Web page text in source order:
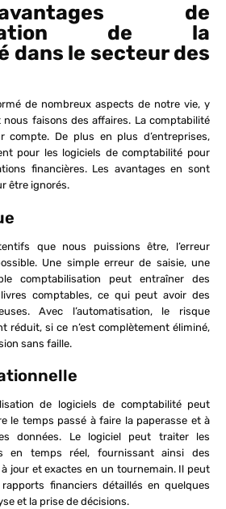
de
de la
dans le secteur des
de nombreux aspects de notre vie, y
faisons des affaires. La comptabilité
compte. De plus en plus d’entreprises,
pour les logiciels de comptabilité pour
financières. Les avantages en sont
être ignorés.
que nous puissions être, l’erreur
Une simple erreur de saisie, une
comptabilisation peut entraîner des
comptables, ce qui peut avoir des
Avec l’automatisation, le risque
réduit, si ce n’est complètement éliminé,
sans faille.
de logiciels de comptabilité peut
le temps passé à faire la paperasse et à
données. Le logiciel peut traiter les
en temps réel, fournissant ainsi des
jour et exactes en un tournemain. Il peut
financiers détaillés en quelques
et la prise de décisions.